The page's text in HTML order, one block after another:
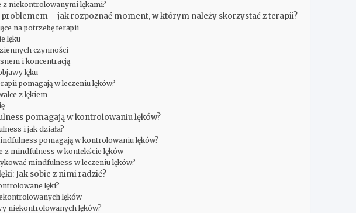
z niekontrolowanymi lękami?
problemem – jak rozpoznać moment, w którym należy skorzystać z terapii?
na potrzebę terapii
lęku
czynności
i koncentracją
lęku
pomagają w leczeniu lęków?
z lękiem
pomagają w kontrolowaniu lęków?
i jak działa?
pomagają w kontrolowaniu lęków?
z mindfulness w kontekście lęków
mindfulness w leczeniu lęków?
Jak sobie z nimi radzić?
lęki?
lęków
niekontrolowanych lęków?